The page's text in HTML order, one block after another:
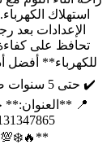
للكهرباء** أفضل
✔️ حتى 5
📍 **العنوان:**
الريسبشن… قوة حقيقية مع توفير في الفاتورة 💯❄️🔥**